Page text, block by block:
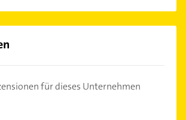
für dieses Unternehmen